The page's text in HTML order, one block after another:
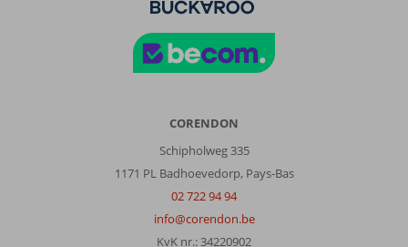
CORENDON
Schipholweg 335
1171 PL Badhoevedorp, Pays-Bas
02 722 94 94
info@corendon.be
KvK nr.: 34220902